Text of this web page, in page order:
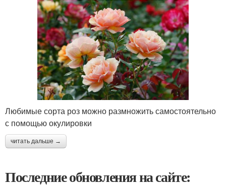
Любимые сорта роз можно размножить самостоятельно
с помощью окулировки
читать дальше →
Последние обновления на сайте: